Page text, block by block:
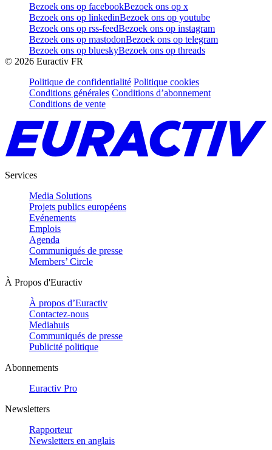
Bezoek ons op facebookBezoek ons op x
Bezoek ons op linkedinBezoek ons op youtube
Bezoek ons op rss-feedBezoek ons op instagram
Bezoek ons op mastodonBezoek ons op telegram
Bezoek ons op blueskyBezoek ons op threads
© 2026 Euractiv FR
Politique de confidentialité Politique cookies
Conditions générales Conditions d’abonnement
Conditions de vente
Services
Media Solutions
Projets publics européens
Evénements
Emplois
Agenda
Communiqués de presse
Members’ Circle
À Propos d'Euractiv
À propos d’Euractiv
Contactez-nous
Mediahuis
Communiqués de presse
Publicité politique
Abonnements
Euractiv Pro
Newsletters
Rapporteur
Newsletters en anglais